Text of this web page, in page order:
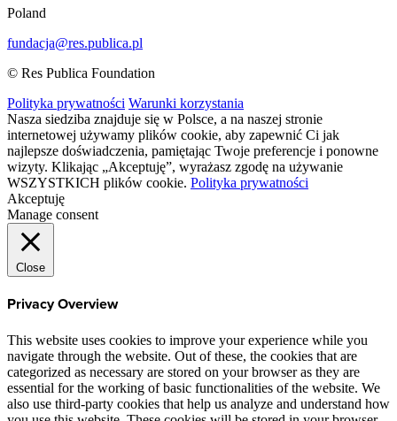
Poland
fundacja@res.publica.pl
© Res Publica Foundation
Polityka prywatności Warunki korzystania
Nasza siedziba znajduje się w Polsce, a na naszej stronie
internetowej używamy plików cookie, aby zapewnić Ci jak
najlepsze doświadczenia, pamiętając Twoje preferencje i ponowne
wizyty. Klikając „Akceptuję”, wyrażasz zgodę na używanie
WSZYSTKICH plików cookie. Polityka prywatności
Akceptuję
Manage consent
Close
Privacy Overview
This website uses cookies to improve your experience while you
navigate through the website. Out of these, the cookies that are
categorized as necessary are stored on your browser as they are
essential for the working of basic functionalities of the website. We
also use third-party cookies that help us analyze and understand how